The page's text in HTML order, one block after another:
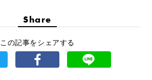
Share
この記事をシェアする